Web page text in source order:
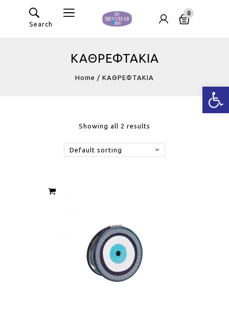
Search
0
ΚΑΘΡΕΦΤΑΚΙΑ
Home / ΚΑΘΡΕΦΤΑΚΙΑ
Showing all 2 results
Default sorting